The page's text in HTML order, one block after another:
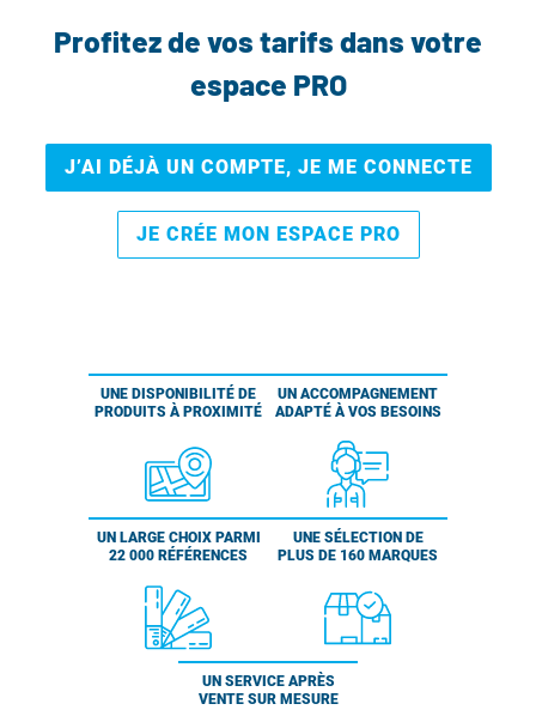
Profitez de vos tarifs dans votre
espace PRO
J’AI DÉJÀ UN COMPTE, JE ME CONNECTE
JE CRÉE MON ESPACE PRO
UNE DISPONIBILITÉ DE
PRODUITS À PROXIMITÉ
UN ACCOMPAGNEMENT
ADAPTÉ À VOS BESOINS
UN LARGE CHOIX PARMI
22 000 RÉFÉRENCES
UNE SÉLECTION DE
PLUS DE 160 MARQUES
UN SERVICE APRÈS
VENTE SUR MESURE